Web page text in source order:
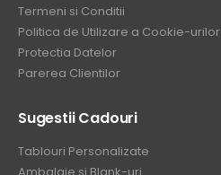
Termeni si Conditii
Politica de Utilizare a Cookie-urilor
Protectia Datelor
Parerea Clientilor
Sugestii Cadouri
Tablouri Personalizate